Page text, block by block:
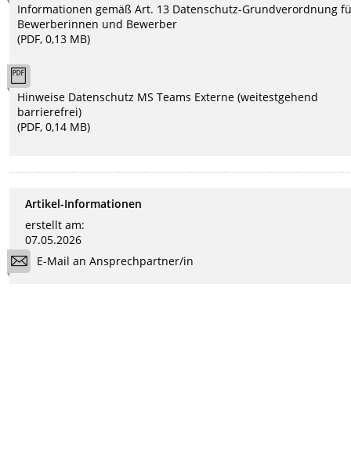
Informationen gemäß Art. 13 Datenschutz-Grundverordnung
Bewerberinnen und Bewerber
(PDF, 0,13 MB)
Hinweise Datenschutz MS Teams Externe (weitestgehend
barrierefrei)
(PDF, 0,14 MB)
Artikel-Informationen
erstellt am:
07.05.2026
E-Mail an Ansprechpartner/in